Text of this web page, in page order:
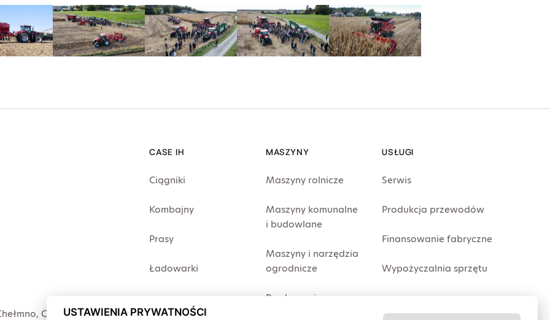
, Chojnice,Człuchów ,
CASE IH
Ciągniki
Kombajny
Prasy
Ładowarki
MASZYNY
Maszyny rolnicze
Maszyny komunalne
i budowlane
Maszyny i narzędzia
ogrodnicze
Producenci
USŁUGI
Serwis
Produkcja przewodów
Finansowanie fabryczne
Wypożyczalnia sprzętu
USTAWIENIA PRYWATNOŚCI